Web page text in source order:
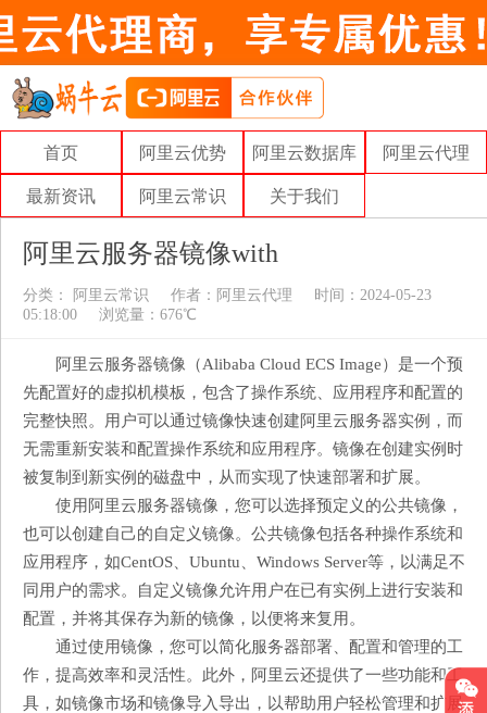
首页 阿里云优势 阿里云数据库 阿里云代理
最新资讯 阿里云常识 关于我们
阿里云服务器镜像with
分类： 阿里云常识 作者： 阿里云代理
时间：2024-05-23
05:18:00
浏览量：676℃
阿里云服务器镜像（Alibaba Cloud ECS Image）是一个预
先配置好的虚拟机模板，包含了操作系统、应用程序和配置的
完整快照。用户可以通过镜像快速创建阿里云服务器实例，而
无需重新安装和配置操作系统和应用程序。镜像在创建实例时
被复制到新实例的磁盘中，从而实现了快速部署和扩展。
使用阿里云服务器镜像，您可以选择预定义的公共镜像，
也可以创建自己的自定义镜像。公共镜像包括各种操作系统和
应用程序，如CentOS、Ubuntu、Windows Server等，以满足不
同用户的需求。自定义镜像允许用户在已有实例上进行安装和
配置，并将其保存为新的镜像，以便将来复用。
通过使用镜像，您可以简化服务器部署、配置和管理的工
作，提高效率和灵活性。此外，阿里云还提供了一些功能和工
具，如镜像市场和镜像导入导出，以帮助用户轻松管理和扩展